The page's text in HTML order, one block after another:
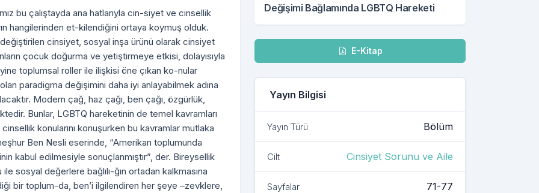
bu çalıştayda ana hatlarıyla cin-siyet ve cinsellik
hangilerinden et-kilendiğini ortaya koymuş olduk.
cinsiyet, sosyal inşa ürünü olarak cinsiyet
çocuk doğurma ve yetiştirmeye etkisi, dolayısıyla
toplumsal roller ile ilişkisi öne çıkan ko-nular
paradigma değişimini daha iyi anlayabilmek adına
Modern çağ, haz çağı, ben çağı, özgürlük,
Bunlar, LGBTQ hareketinin de temel kavramları
konularını konuşurken bu kavramlar mutlaka
Ben Nesli eserinde, “Amerikan toplumunda
kabul edilmesiyle sonuçlanmıştır”, der. Bireysellik
sosyal değerlere bağlılı-ğın ortadan kalkmasına
bir toplum-da, ben’i ilgilendiren her şeye –zevklere,
Değişimi Bağlamında LGBTQ Hareketi
E-Kitap
Yayın Bilgisi
Yayın Türü Bölüm
Cilt Cinsiyet Sorunu ve Aile
Sayfalar 71-77